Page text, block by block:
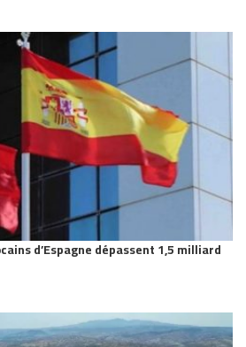
d’Espagne dépassent 1,5 milliard